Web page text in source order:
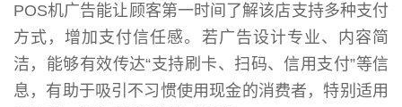
POS机广告能让顾客第一时间了解该店支持多种支付
方式，增加支付信任感。若广告设计专业、内容简
洁，能够有效传达“支持刷卡、扫码、信用支付”等信
息，有助于吸引不习惯使用现金的消费者，特别适用